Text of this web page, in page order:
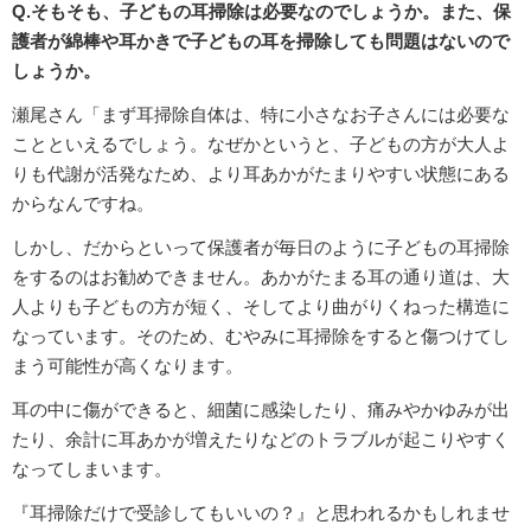
Q.そもそも、子どもの耳掃除は必要なのでしょうか。また、保
護者が綿棒や耳かきで子どもの耳を掃除しても問題はないので
しょうか。
瀬尾さん「まず耳掃除自体は、特に小さなお子さんには必要な
ことといえるでしょう。なぜかというと、子どもの方が大人よ
りも代謝が活発なため、より耳あかがたまりやすい状態にある
からなんですね。
しかし、だからといって保護者が毎日のように子どもの耳掃除
をするのはお勧めできません。あかがたまる耳の通り道は、大
人よりも子どもの方が短く、そしてより曲がりくねった構造に
なっています。そのため、むやみに耳掃除をすると傷つけてし
まう可能性が高くなります。
耳の中に傷ができると、細菌に感染したり、痛みやかゆみが出
たり、余計に耳あかが増えたりなどのトラブルが起こりやすく
なってしまいます。
『耳掃除だけで受診してもいいの？』と思われるかもしれませ